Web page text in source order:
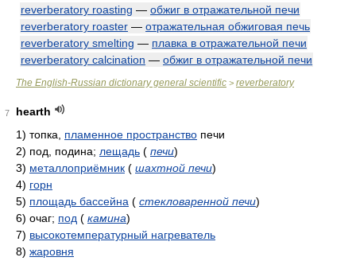
reverberatory roasting — обжиг в отражательной печи
reverberatory roaster — отражательная обжиговая печь
reverberatory smelting — плавка в отражательной печи
reverberatory calcination — обжиг в отражательной печи
The English-Russian dictionary general scientific > reverberatory
7
hearth
1) топка, пламенное пространство печи
2) под, подина; лещадь ( печи)
3) металлоприёмник ( шахтной печи)
4) горн
5) площадь бассейна ( стекловаренной печи)
6) очаг; под ( камина)
7) высокотемпературный нагреватель
8) жаровня